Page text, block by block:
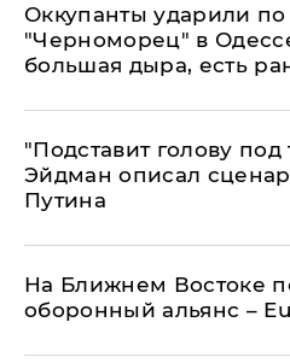
Оккупанты ударили по
"Черноморец" в
большая дыра, есть
​"Подставит голову под
Эйдман описал
Путина
На Ближнем Востоке
оборонный альянс –